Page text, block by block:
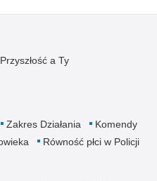
Przyszłość a Ty
Zakres Działania
Komendy
Równość płci w Policji